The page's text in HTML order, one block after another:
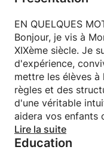
EN QUELQUES
Bonjour, je vis à
XIXème siècle. Je
d'expérience,
mettre les élèves
règles et des
d'une véritable
aidera vos enfants
dans la langue que
proposerai des
Lire la suite
Education